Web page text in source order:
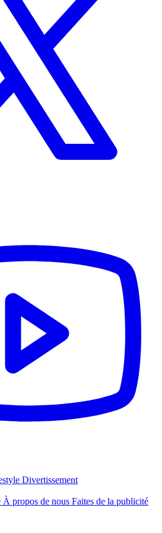
Divertissement
À propos de nous Faites de la publicité